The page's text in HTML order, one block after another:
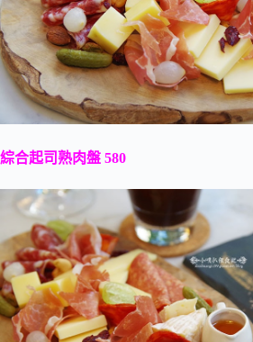
綜合起司熟肉盤 580